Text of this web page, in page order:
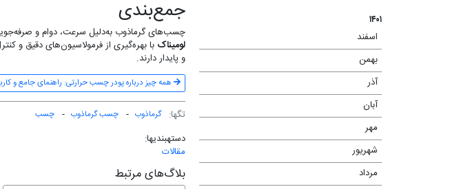
۱۴۰۱
اسفند
بهمن
آذر
آبان
مهر
شهریور
مرداد
جمع‌بندی
چسب‌های گرماذوب به‌دلیل سرعت، دوام و
لومیناک با بهره‌گیری از فرمولاسیون‌های دقیق و
و پایدار دارند.
همه چیز درباره پودر چسب حرارتی: راهنمای جامع و
تگ‎ها: گرماذوب چسب گرماذوب چسب
دسته‎بندی‎ها:
مقالات
بلاگ‌های مرتبط